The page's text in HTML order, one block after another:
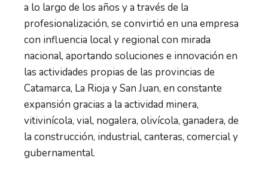
a lo largo de los años y a través de la
profesionalización, se convirtió en una empresa
con influencia local y regional con mirada
nacional, aportando soluciones e innovación en
las actividades propias de las provincias de
Catamarca, La Rioja y San Juan, en constante
expansión gracias a la actividad minera,
vitivinícola, vial, nogalera, olivícola, ganadera, de
la construcción, industrial, canteras, comercial y
gubernamental.